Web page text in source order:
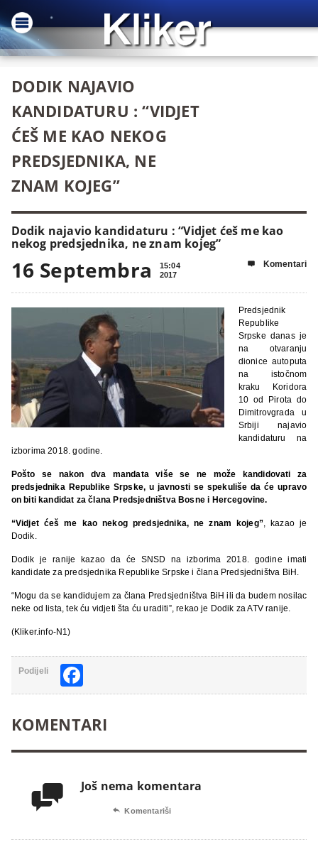
DODIK NAJAVIO
KANDIDATURU : “VIDJET
ĆEŠ ME KAO NEKOG
PREDSJEDNIKA, NE
ZNAM KOJEG”
Dodik najavio kandidaturu : “Vidjet ćeš me kao
nekog predsjednika, ne znam kojeg”
16 Septembra
15:04
2017
 Komentari
Predsjednik
Republike
Srpske danas je
na otvaranju
dionice autoputa
na istočnom
kraku Koridora
10 od Pirota do
Dimitrovgrada u
Srbiji najavio
kandidaturu na
izborima 2018. godine.
Pošto se nakon dva mandata više se ne može kandidovati za
predsjednika Republike Srpske, u javnosti se spekuliše da će upravo
on biti kandidat za člana Predsjedništva Bosne i Hercegovine.
“Vidjet ćeš me kao nekog predsjednika, ne znam kojeg” , kazao je
Dodik.
Dodik je ranije kazao da će SNSD na izborima 2018. godine imati
kandidate za predsjednika Republike Srpske i člana Predsjedništva BiH.
“Mogu da se kandidujem za člana Predsjedništva BiH ili da budem nosilac
neke od lista, tek ću vidjeti šta ću uraditi”, rekao je Dodik za ATV ranije.
(Kliker.info-N1)
Podijeli
KOMENTARI
 Još nema komentara
 Komentariši